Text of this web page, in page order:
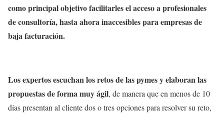
como principal objetivo facilitarles el acceso a profesionales
de consultoría, hasta ahora inaccesibles para empresas de
baja facturación.
Los expertos escuchan los retos de las pymes y elaboran las
propuestas de forma muy ágil, de manera que en menos de 10
días presentan al cliente dos o tres opciones para resolver su reto,